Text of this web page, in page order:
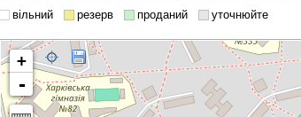
вільний резерв проданий уточнюйте
+
-